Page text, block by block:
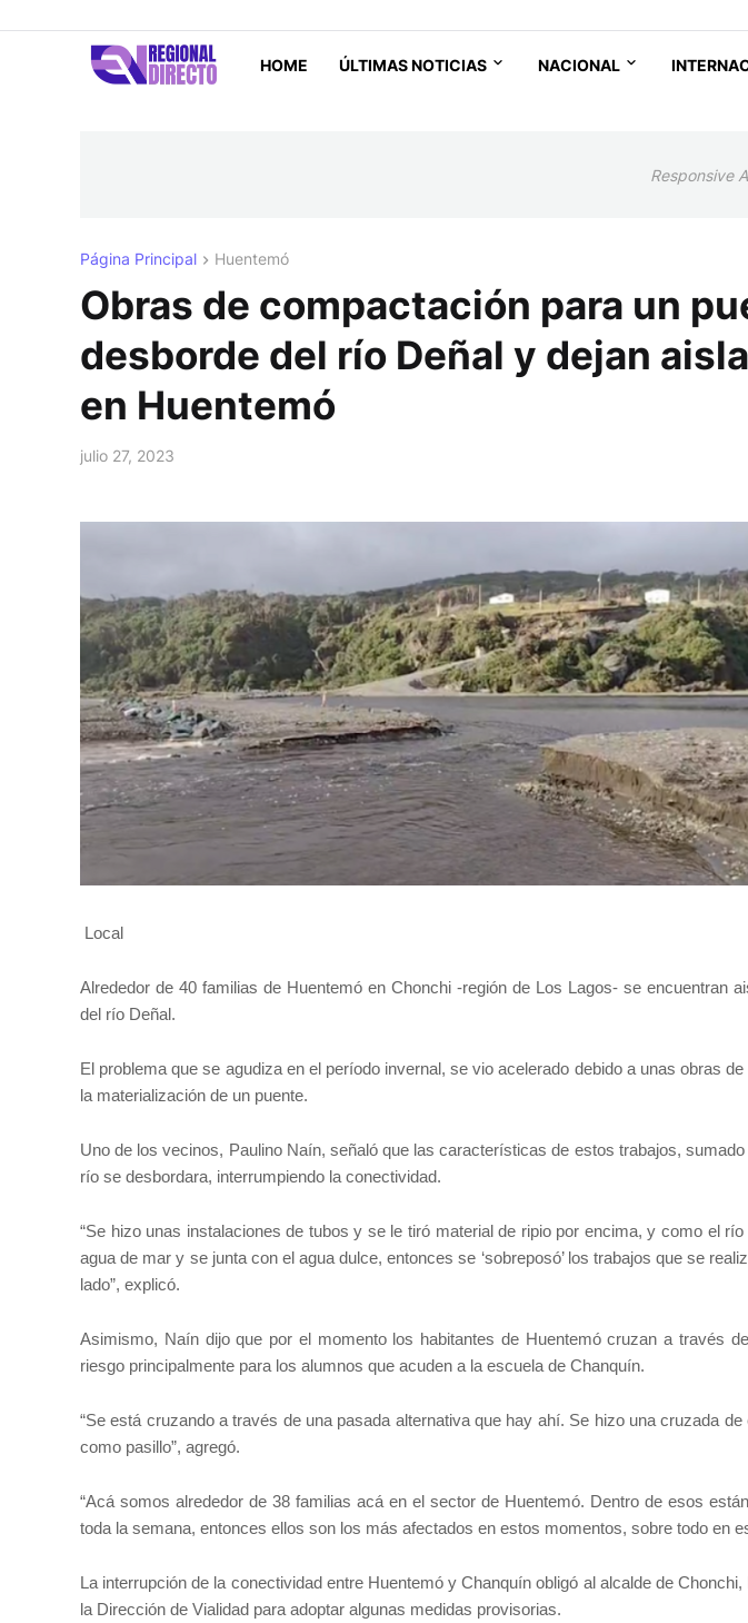
HOME ÚLTIMAS NOTICIAS NACIONAL
Responsive
Página Principal Huentemó
Obras de compactación para un
desborde del río Deñal y dejan
en Huentemó
julio 27, 2023
Local
Alrededor de 40 familias de Huentemó en Chonchi -región de Los Lagos- se encuentran
del río Deñal.
El problema que se agudiza en el período invernal, se vio acelerado debido a unas obras
la materialización de un puente.
Uno de los vecinos, Paulino Naín, señaló que las características de estos trabajos,
río se desbordara, interrumpiendo la conectividad.
“Se hizo unas instalaciones de tubos y se le tiró material de ripio por encima, y como el
agua de mar y se junta con el agua dulce, entonces se ‘sobreposó’ los trabajos que se
lado”, explicó.
Asimismo, Naín dijo que por el momento los habitantes de Huentemó cruzan a través
riesgo principalmente para los alumnos que acuden a la escuela de Chanquín.
“Se está cruzando a través de una pasada alternativa que hay ahí. Se hizo una cruzada
como pasillo”, agregó.
“Acá somos alrededor de 38 familias acá en el sector de Huentemó. Dentro de esos
toda la semana, entonces ellos son los más afectados en estos momentos, sobre todo en
La interrupción de la conectividad entre Huentemó y Chanquín obligó al alcalde de
la Dirección de Vialidad para adoptar algunas medidas provisorias.